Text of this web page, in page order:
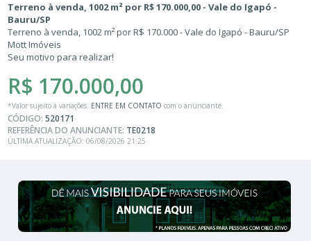
Terreno à venda, 1002 m² por R$ 170.000,00 - Vale do Igapó -
Bauru/SP
Terreno à venda, 1002 m² por R$ 170.000 - Vale do Igapó - Bauru/SP
Mott Imóveis
Seu motivo para realizar!
R$ 170.000,00
*Valor sujeito à variações. ENTRE EM CONTATO com o anunciante.
CÓDIGO:520171
REFERÊNCIA DO ANUNCIANTE: TE0218
ÚLTIMA ATUALIZAÇÃO: 06/08/2026 21:25